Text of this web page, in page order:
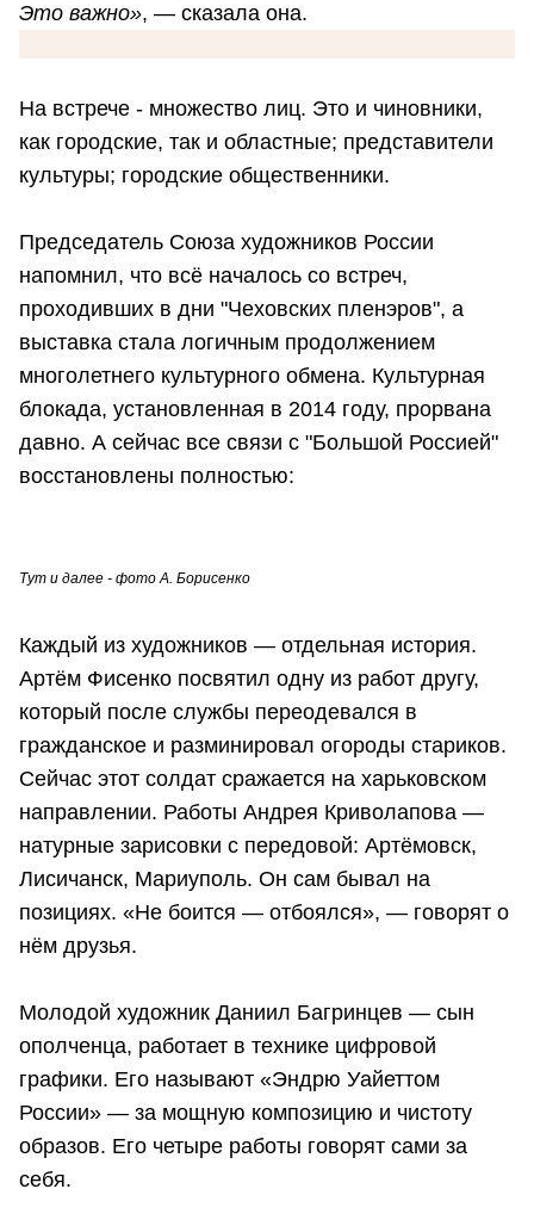
Это важно», — сказала она.
На встрече - множество лиц. Это и чиновники,
как городские, так и областные; представители
культуры; городские общественники.
Председатель Союза художников России
напомнил, что всё началось со встреч,
проходивших в дни "Чеховских пленэров", а
выставка стала логичным продолжением
многолетнего культурного обмена. Культурная
блокада, установленная в 2014 году, прорвана
давно. А сейчас все связи с "Большой Россией"
восстановлены полностью:
Тут и далее - фото А. Борисенко
Каждый из художников — отдельная история.
Артём Фисенко посвятил одну из работ другу,
который после службы переодевался в
гражданское и разминировал огороды стариков.
Сейчас этот солдат сражается на харьковском
направлении. Работы Андрея Криволапова —
натурные зарисовки с передовой: Артёмовск,
Лисичанск, Мариуполь. Он сам бывал на
позициях. «Не боится — отбоялся», — говорят о
нём друзья.
Молодой художник Даниил Багринцев — сын
ополченца, работает в технике цифровой
графики. Его называют «Эндрю Уайеттом
России» — за мощную композицию и чистоту
образов. Его четыре работы говорят сами за
себя.